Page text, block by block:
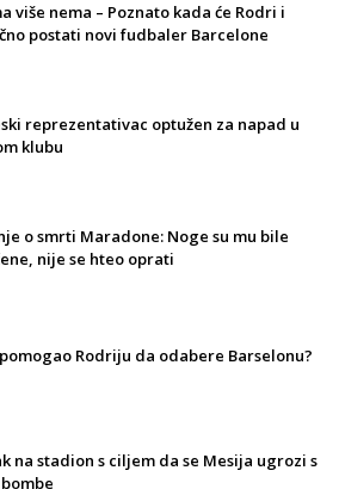
više nema – Poznato kada će Rodri i
postati novi fudbaler Barcelone
reprezentativac optužen za napad u
klubu
o smrti Maradone: Noge su mu bile
nije se hteo oprati
Rodriju da odabere Barselonu?
na stadion s ciljem da se Mesija ugrozi s